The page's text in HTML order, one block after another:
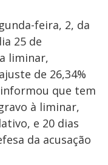
feira, 2, da
25 de
liminar,
de 26,34%
que tem
à liminar,
e 20 dias
da acusação